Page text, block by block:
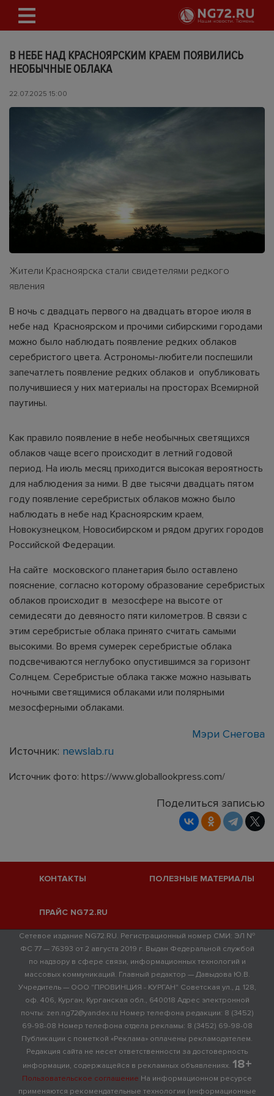
В НЕБЕ НАД КРАСНОЯРСКИМ КРАЕМ ПОЯВИЛИСЬ
НЕОБЫЧНЫЕ ОБЛАКА
22.07.2025 15:00
Жители Красноярска стали свидетелями редкого
явления
В ночь с двадцать первого на двадцать второе июля в
небе над Красноярском и прочими сибирскими городами
можно было наблюдать появление редких облаков
серебристого цвета. Астрономы-любители поспешили
запечатлеть появление редких облаков и опубликовать
получившиеся у них материалы на просторах Всемирной
паутины.
Как правило появление в небе необычных светящихся
облаков чаще всего происходит в летний годовой
период. На июль месяц приходится высокая вероятность
для наблюдения за ними. В две тысячи двадцать пятом
году появление серебристых облаков можно было
наблюдать в небе над Красноярским краем,
Новокузнецком, Новосибирском и рядом других городов
Российской Федерации.
На сайте московского планетария было оставлено
пояснение, согласно которому образование серебристых
облаков происходит в мезосфере на высоте от
семидесяти до девяносто пяти километров. В связи с
этим серебристые облака принято считать самыми
высокими. Во время сумерек серебристые облака
подсвечиваются неглубоко опустившимся за горизонт
Солнцем. Серебристые облака также можно называть
ночными светящимися облаками или полярными
мезосферными облаками.
Мэри Снегова
Источник: newslab.ru
Источник фото: https://www.globallookpress.com/
Поделиться записью
КОНТАКТЫ ПОЛЕЗНЫЕ МАТЕРИАЛЫ
ПРАЙС NG72.RU
Сетевое издание NG72.RU. Регистрационный номер СМИ: ЭЛ №
ФС 77 — 76393 от 2 августа 2019 г. Выдан Федеральной службой
по надзору в сфере связи, информационных технологий и
массовых коммуникаций. Главный редактор — Давыдова Ю.В.
Учредитель — ООО "ПРОВИНЦИЯ - КУРГАН" Советская ул., д. 128,
оф. 406, Курган, Курганская обл., 640018 Адрес электронной
почты: zen.ng72@yandex.ru Номер телефона редакции: 8 (3452)
69-98-08 Номер телефона отдела рекламы: 8 (3452) 69-98-08
Публикации с пометкой «Реклама» оплачены рекламодателем.
Редакция сайта не несет ответственности за достоверность
информации, содержащейся в рекламных объявлениях. 18+
Пользовательское соглашение На информационном ресурсе
применяются рекомендательные технологии (информационные